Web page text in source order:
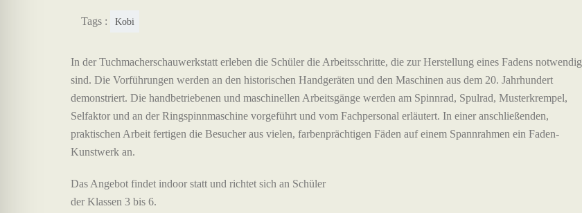
Tags : Kobi
In der Tuchmacherschauwerkstatt erleben die Schüler die Arbeitsschritte, die zur Herstellung eines Fadens notwendig
sind. Die Vorführungen werden an den historischen Handgeräten und den Maschinen aus dem 20. Jahrhundert
demonstriert. Die handbetriebenen und maschinellen Arbeitsgänge werden am Spinnrad, Spulrad, Musterkrempel,
Selfaktor und an der Ringspinnmaschine vorgeführt und vom Fachpersonal erläutert. In einer anschließenden,
praktischen Arbeit fertigen die Besucher aus vielen, farbenprächtigen Fäden auf einem Spannrahmen ein Faden-
Kunstwerk an.
Das Angebot findet indoor statt und richtet sich an Schüler
der Klassen 3 bis 6.